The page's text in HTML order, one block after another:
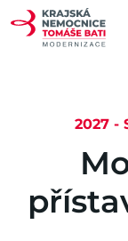
2027 -
M
přísta